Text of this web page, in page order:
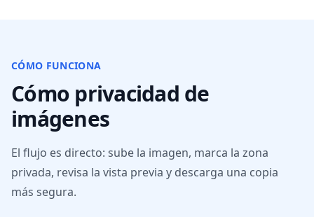
CÓMO FUNCIONA
Cómo privacidad de
imágenes
El flujo es directo: sube la imagen, marca la zona
privada, revisa la vista previa y descarga una copia
más segura.